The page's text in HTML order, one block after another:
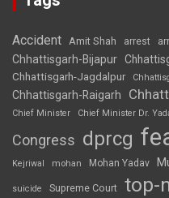
Accident Amit Shah arrest
Chhattisgarh-Bijapur
Chhattisgarh-Jagdalpur
Chhattisgarh-Raigarh
Chief Minister
Chief Minister Dr.
Congress dprcg
Kejriwal mohan Mohan Yadav
suicide Supreme Court top-